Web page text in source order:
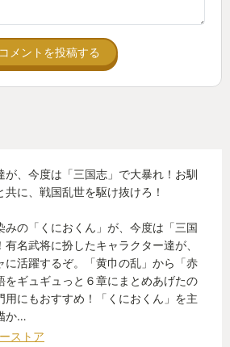
コメントを投稿する
が、今度は「三国志」で大暴れ！お馴
に、戦国乱世を駆け抜けろ！
みの「くにおくん」が、今度は「三国
名武将に扮したキャラクター達が、
に活躍するぞ。「黄巾の乱」から「赤
をギュギュっと６章にまとめあげたの
用にもおすすめ！「くにおくん」を主
か…
ストア